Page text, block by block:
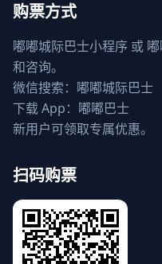
购票方式
嘟嘟城际巴士小程序 或
和咨询。
微信搜索：嘟嘟城际巴士
下载 App：嘟嘟巴士
新用户可领取专属优惠。
扫码购票